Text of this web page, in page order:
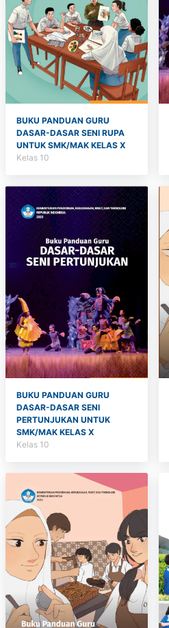
BUKU PANDUAN GURU
DASAR-DASAR SENI RUPA
UNTUK SMK/MAK KELAS X
Kelas 10
BUKU PANDUAN GURU
DASAR-DASAR SENI
PERTUNJUKAN UNTUK
SMK/MAK KELAS X
Kelas 10